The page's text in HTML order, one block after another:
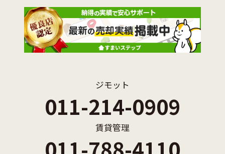
ジモット
011-214-0909
賃貸管理